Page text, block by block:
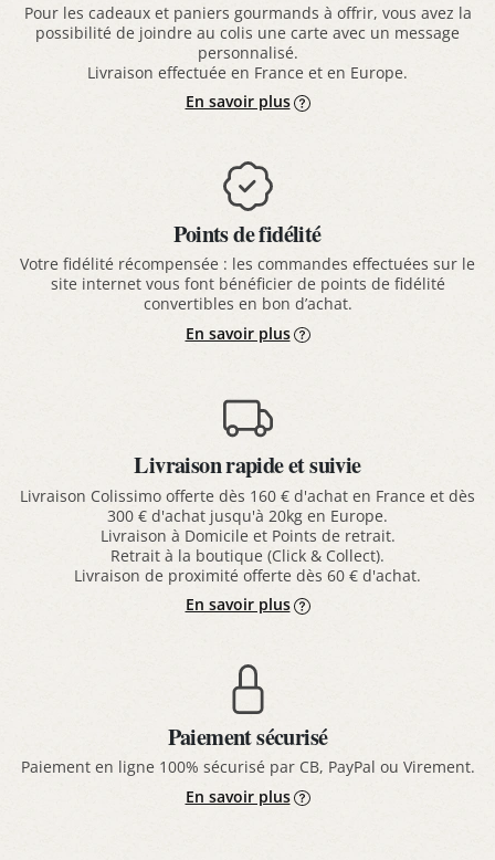
Pour les cadeaux et paniers gourmands à offrir, vous avez la
possibilité de joindre au colis une carte avec un message
personnalisé.
Livraison effectuée en France et en Europe.
En savoir plus
Points de fidélité
Votre fidélité récompensée : les commandes effectuées sur le
site internet vous font bénéficier de points de fidélité
convertibles en bon d’achat.
En savoir plus
Livraison rapide et suivie
Livraison Colissimo offerte dès 160 € d'achat en France et dès
300 € d'achat jusqu'à 20kg en Europe.
Livraison à Domicile et Points de retrait.
Retrait à la boutique (Click & Collect).
Livraison de proximité offerte dès 60 € d'achat.
En savoir plus
Paiement sécurisé
Paiement en ligne 100% sécurisé par CB, PayPal ou Virement.
En savoir plus